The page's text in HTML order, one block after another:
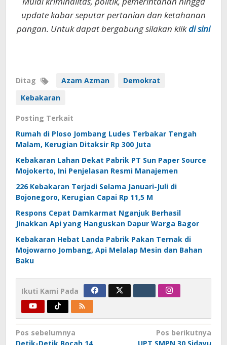
update kabar seputar pertanian dan ketahanan
pangan. Untuk dapat bergabung silakan klikdi sini
Ditag Azam Azman
Demokrat
Kebakaran
Posting Terkait
Rumah di Ploso Jombang Ludes Terbakar Tengah
Malam, Kerugian Ditaksir Rp 300 Juta
Kebakaran Lahan Dekat Pabrik PT Sun Paper Source
Mojokerto, Ini Penjelasan Resmi Manajemen
226 Kebakaran Terjadi Selama Januari-Juli di
Bojonegoro, Kerugian Capai Rp 11,5 M
Respons Cepat Damkarmat Nganjuk Berhasil
Jinakkan Api yang Hanguskan Dapur Warga Bagor
Kebakaran Hebat Landa Pabrik Pakan Ternak di
Mojowarno Jombang, Api Melalap Mesin dan Bahan
Baku
Ikuti Kami Pada
Navigasi
Pos sebelumnya
Pos berikutnya